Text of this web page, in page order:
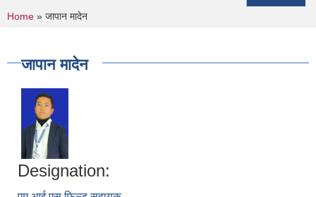
You are here
Home » जापान मादेन
जापान मादेन
Designation: